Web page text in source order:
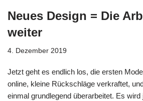
Neues Design = Die
weiter
4. Dezember 2019
Jetzt geht es endlich los, die ersten
online, kleine Rückschläge verkraftet,
einmal grundlegend überarbeitet. Es wird